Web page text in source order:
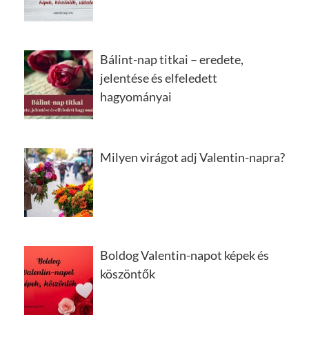
Bálint-nap titkai – eredete,
jelentése és elfeledett
hagyományai
Milyen virágot adj Valentin-napra?
Boldog Valentin-napot képek és
köszöntők